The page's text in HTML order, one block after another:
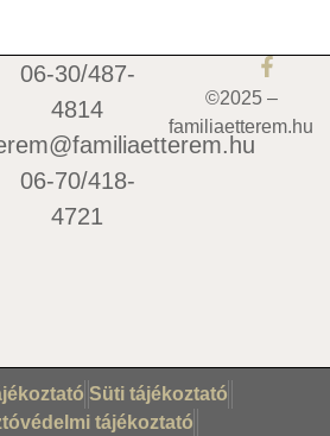
06-30/487-
4814
06-70/418-
4721
©2025 –
familiaetterem.hu
Süti tájékoztató
tájékoztató